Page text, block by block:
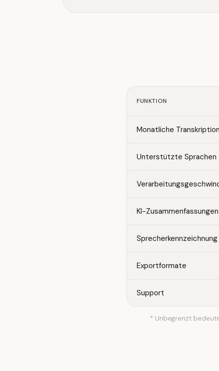
FUNKTION
Monatliche Transkription
Unterstützte Sprachen
KI-Zusammenfassungen
Sprecherkennzeichnung
Exportformate
Support
* Unbegrenzt